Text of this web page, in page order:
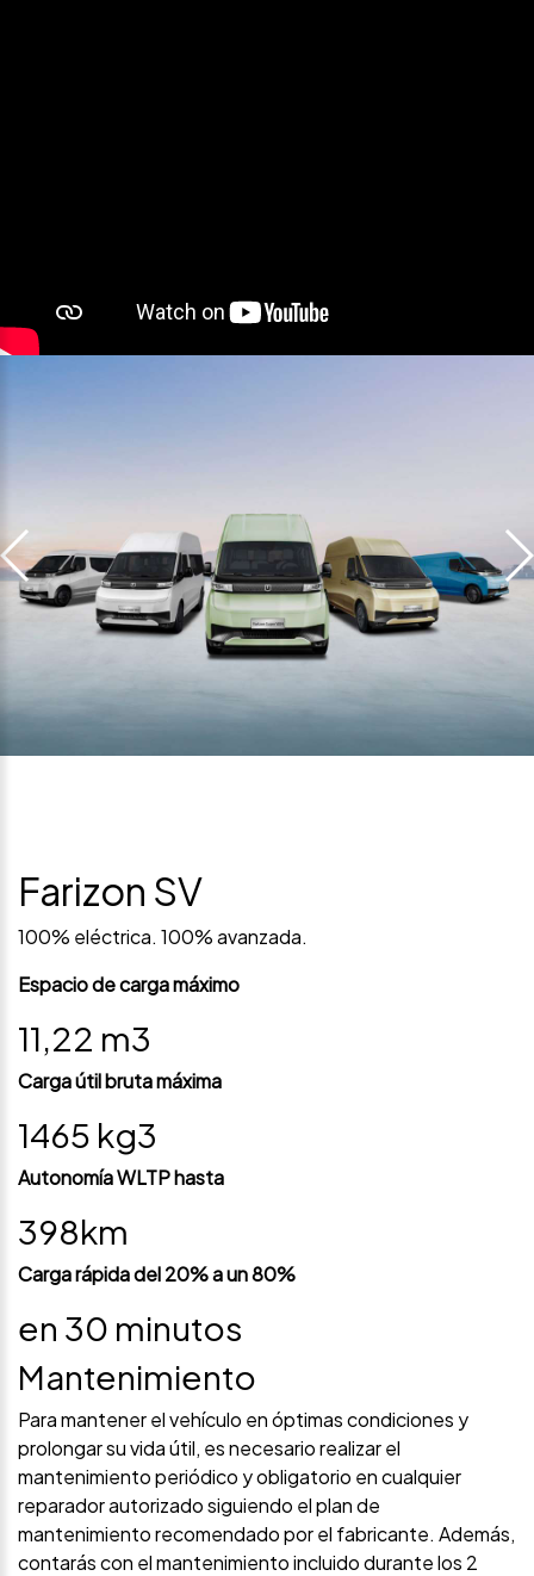
Farizon SV
100% eléctrica. 100% avanzada.
Espacio de carga máximo
11,22 m3
Carga útil bruta máxima
1465 kg3
Autonomía WLTP hasta
398km
Carga rápida del 20% a un 80%
en 30 minutos
Mantenimiento
Para mantener el vehículo en óptimas condiciones y
prolongar su vida útil, es necesario realizar el
mantenimiento periódico y obligatorio en cualquier
reparador autorizado siguiendo el plan de
mantenimiento recomendado por el fabricante. Además,
contarás con el mantenimiento incluido durante los 2